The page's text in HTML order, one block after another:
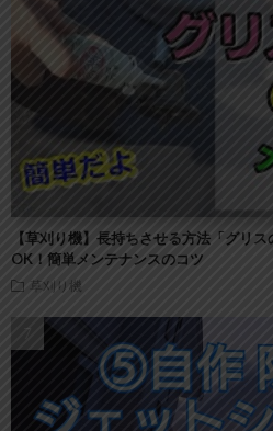
【草刈り機】長持ちさせる方法「グリ
OK！簡単メンテナンスのコツ
草刈り機